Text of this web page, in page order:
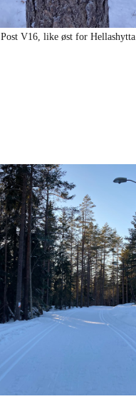
Post V16, like øst for Hellashytta.